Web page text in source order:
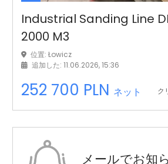
Industrial Sanding Line
2000 M3
位置: Łowicz
追加した: 11.06.2026, 15:36
252 700 PLN ネット ク
メールでお知